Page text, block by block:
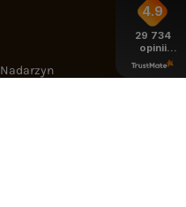
Nadarzyn
4.9
29 734
opinii
z całego